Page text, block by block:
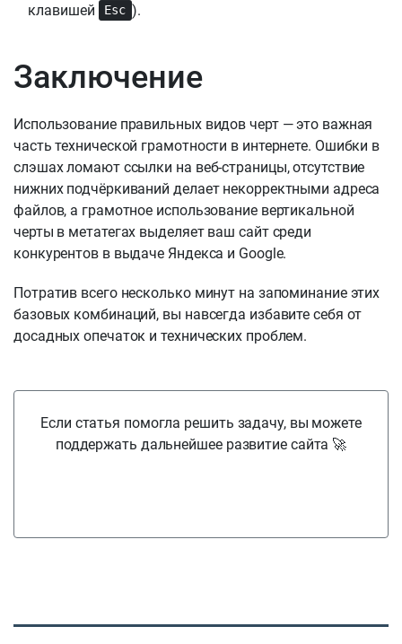
клавишей
Esc ).
Заключение
Использование правильных видов черт — это важная
часть технической грамотности в интернете. Ошибки в
слэшах ломают ссылки на веб-страницы, отсутствие
нижних подчёркиваний делает некорректными адреса
файлов, а грамотное использование вертикальной
черты в метатегах выделяет ваш сайт среди
конкурентов в выдаче Яндекса и Google.
Потратив всего несколько минут на запоминание этих
базовых комбинаций, вы навсегда избавите себя от
досадных опечаток и технических проблем.
Если статья помогла решить задачу, вы можете
поддержать дальнейшее развитие сайта 🚀